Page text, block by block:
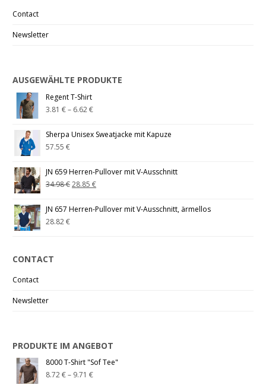
Contact
Newsletter
AUSGEWÄHLTE PRODUKTE
Regent T-Shirt
3.81€– 6.62€
Sherpa Unisex Sweatjacke mit Kapuze
57.55€
JN 659 Herren-Pullover mit V-Ausschnitt
34.98€28.85€
JN 657 Herren-Pullover mit V-Ausschnitt, ärmellos
28.82€
CONTACT
Contact
Newsletter
PRODUKTE IM ANGEBOT
8000 T-Shirt "Sof Tee"
8.72€– 9.71€